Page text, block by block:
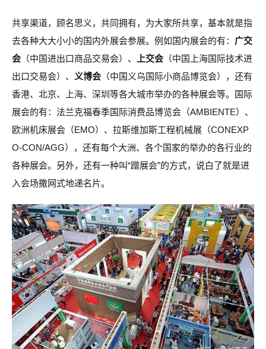
共享渠道，顾名思义，共同拥有，为大家所共享，基本就是指
去各种大大小小的国内外展会参展。例如国内展会的有： 广交
会 （中国进出口商品交易会）、 上交会 （中国上海国际技术进
出口交易会）、
义博会 （中国义乌国际小商品博览会），还有
香港、北京、上海、深圳等各大城市举办的各种展会等。国际
展会的有：法兰克福春季国际消费品博览会（AMBIENTE）、
欧洲机床展会（EMO）、拉斯维加斯工程机械展（CONEXP
O-CON/AGG），还有每个大洲、各个国家的举办的各行业的
各种展会。另外，还有一种叫“蹭展会”的方式，说白了就是进
入会场撒网式地递名片。